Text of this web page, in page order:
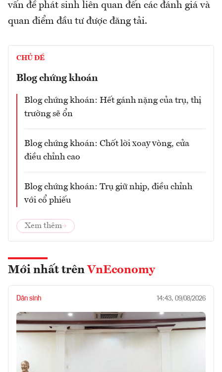
vấn đề phát sinh liên quan đến các đánh giá và
quan điểm đầu tư được đăng tải.
CHỦ ĐỀ
Blog chứng khoán
Blog chứng khoán: Hết gánh nặng của trụ, thị
trường sẽ ổn
Blog chứng khoán: Chốt lời xoay vòng, cửa
điều chỉnh cao
Blog chứng khoán: Trụ giữ nhịp, điều chỉnh
với cổ phiếu
Xem thêm
Mới nhất trên VnEconomy
Dân sinh 14:43, 09/08/2026